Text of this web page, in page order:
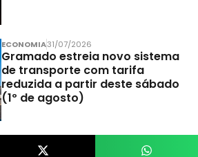
ECONOMIA31/07/2026
Gramado estreia novo sistema
de transporte com tarifa
reduzida a partir deste sábado
(1º de agosto)